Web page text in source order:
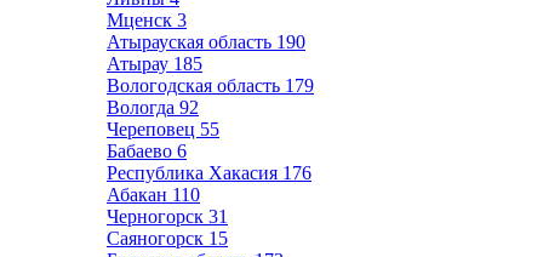
Мценск 3
Атырауская область 190
Атырау 185
Вологодская область 179
Вологда 92
Череповец 55
Бабаево 6
Республика Хакасия 176
Абакан 110
Черногорск 31
Саяногорск 15